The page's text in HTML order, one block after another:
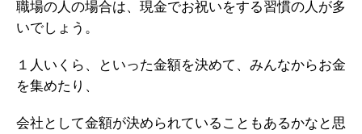
職場の人の場合は、現金でお祝いをする習慣の人が多
いでしょう。
１人いくら、といった金額を決めて、みんなからお金
を集めたり、
会社として金額が決められていることもあるかなと思